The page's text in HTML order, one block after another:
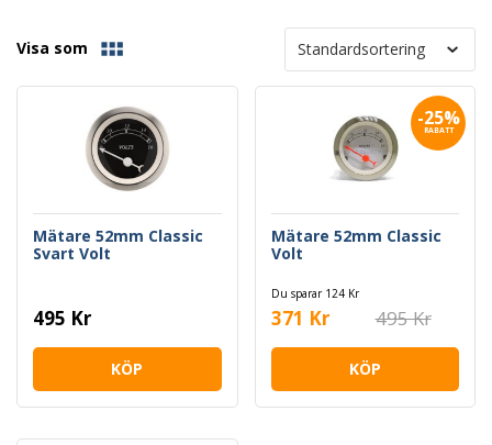
Visa som
Mätare 52mm Classic
Svart Volt
495 Kr
KÖP
-25%
RABATT
Mätare 52mm Classic
Volt
Du sparar 124 Kr
371 Kr 495 Kr
KÖP